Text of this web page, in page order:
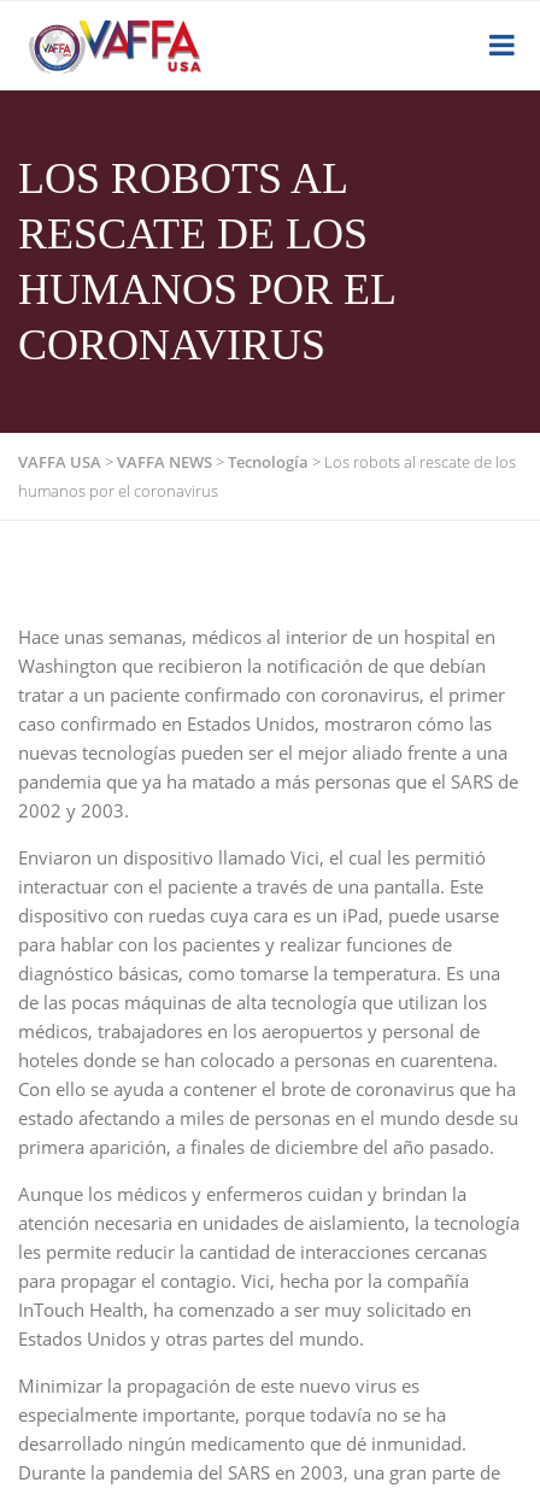
LOS ROBOTS AL
RESCATE DE LOS
HUMANOS POR EL
CORONAVIRUS
VAFFA USA>VAFFA NEWS>Tecnología > Los robots al rescate de los
humanos por el coronavirus
Hace unas semanas, médicos al interior de un hospital en
Washington que recibieron la notificación de que debían
tratar a un paciente confirmado con coronavirus, el primer
caso confirmado en Estados Unidos, mostraron cómo las
nuevas tecnologías pueden ser el mejor aliado frente a una
pandemia que ya ha matado a más personas que el SARS de
2002 y 2003.
Enviaron un dispositivo llamado Vici, el cual les permitió
interactuar con el paciente a través de una pantalla. Este
dispositivo con ruedas cuya cara es un iPad, puede usarse
para hablar con los pacientes y realizar funciones de
diagnóstico básicas, como tomarse la temperatura. Es una
de las pocas máquinas de alta tecnología que utilizan los
médicos, trabajadores en los aeropuertos y personal de
hoteles donde se han colocado a personas en cuarentena.
Con ello se ayuda a contener el brote de coronavirus que ha
estado afectando a miles de personas en el mundo desde su
primera aparición, a finales de diciembre del año pasado.
Aunque los médicos y enfermeros cuidan y brindan la
atención necesaria en unidades de aislamiento, la tecnología
les permite reducir la cantidad de interacciones cercanas
para propagar el contagio. Vici, hecha por la compañía
InTouch Health, ha comenzado a ser muy solicitado en
Estados Unidos y otras partes del mundo.
Minimizar la propagación de este nuevo virus es
especialmente importante, porque todavía no se ha
desarrollado ningún medicamento que dé inmunidad.
Durante la pandemia del SARS en 2003, una gran parte de